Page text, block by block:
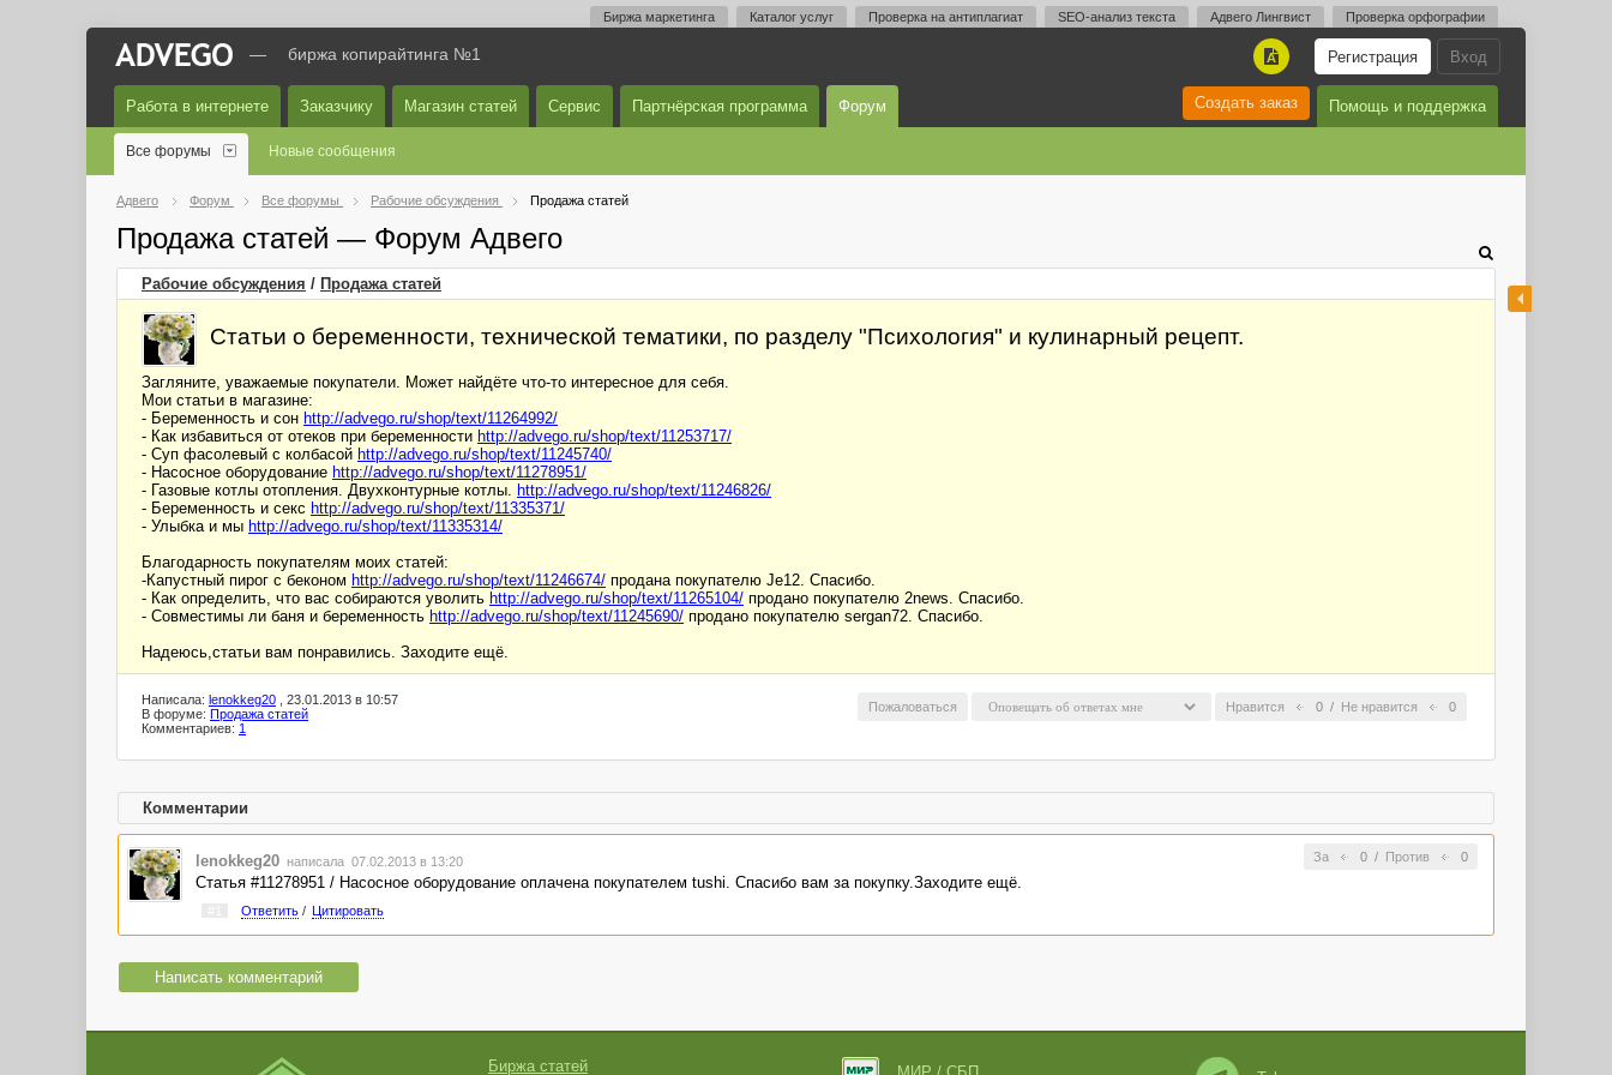
Биржа маркетинга Каталог услуг Проверка на антиплагиат SEO-анализ текста Адвего Лингвист Проверка орфографии
Вход
Регистрация
A
— биржа копирайтинга №1
Работа в интернете Заказчику Магазин статей Сервис Партнёрская программа Форум Помощь и поддержка
Создать заказ
Все форумы Новые сообщения
Адвего Форум Все форумы Рабочие обсуждения Продажа статей
Продажа статей — Форум Адвего
Рабочие обсуждения / Продажа статей
Статьи о беременности, технической тематики, по разделу "Психология" и кулинарный рецепт.
Загляните, уважаемые покупатели. Может найдёте что-то интересное для себя.
Мои статьи в магазине:
- Беременность и сон http://advego.ru/shop/text/11264992/
- Как избавиться от отеков при беременности http://advego.ru/shop/text/11253717/
- Суп фасолевый с колбасой http://advego.ru/shop/text/11245740/
- Насосное оборудование http://advego.ru/shop/text/11278951/
- Газовые котлы отопления. Двухконтурные котлы. http://advego.ru/shop/text/11246826/
- Беременность и секс http://advego.ru/shop/text/11335371/
- Улыбка и мы http://advego.ru/shop/text/11335314/
Благодарность покупателям моих статей:
-Капустный пирог с беконом http://advego.ru/shop/text/11246674/ продана покупателю Je12. Спасибо.
- Как определить, что вас собираются уволить http://advego.ru/shop/text/11265104/ продано покупателю 2news. Спасибо.
- Совместимы ли баня и беременность http://advego.ru/shop/text/11245690/ продано покупателю sergan72. Спасибо.
Надеюсь,статьи вам понравились. Заходите ещё.
Нравится 0 / Не нравится 0
Пожаловаться
Написала: lenokkeg20 , 23.01.2013 в 10:57
В форуме: Продажа статей
Комментариев: 1
Комментарии
За 0/ Против 0
lenokkeg20 написала 07.02.2013 в 13:20
Статья #11278951 / Насосное оборудование оплачена покупателем tushi. Спасибо вам за покупку.Заходите ещё.
Ответить/ Цитировать
Написать комментарий
Биржа статей